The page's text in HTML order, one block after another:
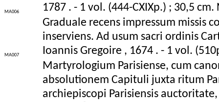
MA006
1787 . - 1 vol. (444-CXIXp.) ; 30,5
MA007
Graduale recens impressum missis
inserviens. Ad usum sacri ordinis
Ioannis Gregoire , 1674 . - 1 vol.
Martyrologium Parisiense, cum
absolutionem Capituli juxta ritum
archiepiscopi Parisiensis